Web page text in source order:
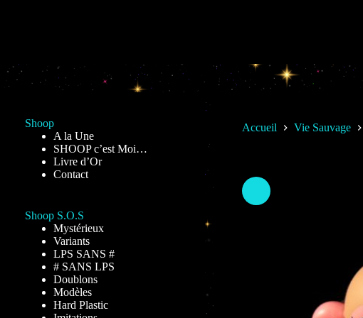
Accueil Vie Sauvage
Shoop
A la Une
SHOOP c’est Moi…
Livre d’Or
Contact
Shoop S.O.S
Mystérieux
Variants
LPS SANS #
# SANS LPS
Doublons
Modèles
Hard Plastic